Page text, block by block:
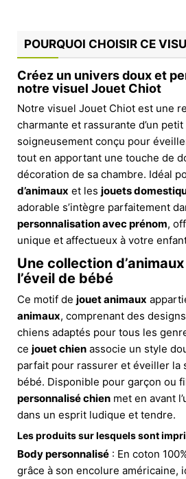
POURQUOI CHOISIR CE
Créez un univers doux et
notre visuel Jouet Chiot
Notre visuel Jouet Chiot est une
charmante et rassurante d’un petit
soigneusement conçu pour
tout en apportant une touche de
décoration de sa chambre. Idéal
d’animaux et les jouets
adorable s’intègre parfaitement
personnalisation avec prénom,
unique et affectueux à votre
Une collection
l’éveil de bébé
Ce motif de jouet animaux
animaux, comprenant des
chiens adaptés pour tous les
ce jouet chien associe un style
parfait pour rassurer et éveiller la
bébé. Disponible pour garçon ou
personnalisé chien met en avant
dans un esprit ludique et tendre.
Les produits sur lesquels sont
Body personnalisé : En coton
grâce à son encolure américaine,